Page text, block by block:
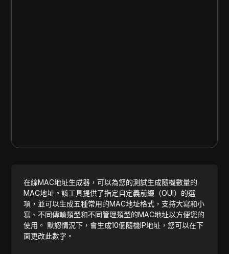
在線MAC地址生成器，可以為您的測試生成隨機數量的
MAC地址。該工具提供了指定自定義前綴（OUI）的選
項，並可以生成五種常用的MAC地址格式，支持大寫和小
寫、不同傳輸類型和不同管理類型的MAC地址以方便您的
使用。 默認情況下，會生成10個隨機IP地址，您可以在下
面更改此數字。